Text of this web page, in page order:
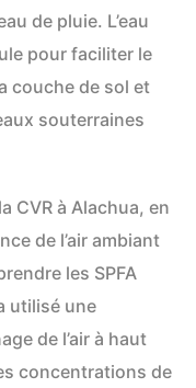
de pluie. L’eau
pour faciliter le
couche de sol et
souterraines
CVR à Alachua, en
de l’air ambiant
les SPFA
utilisé une
de l’air à haut
concentrations de